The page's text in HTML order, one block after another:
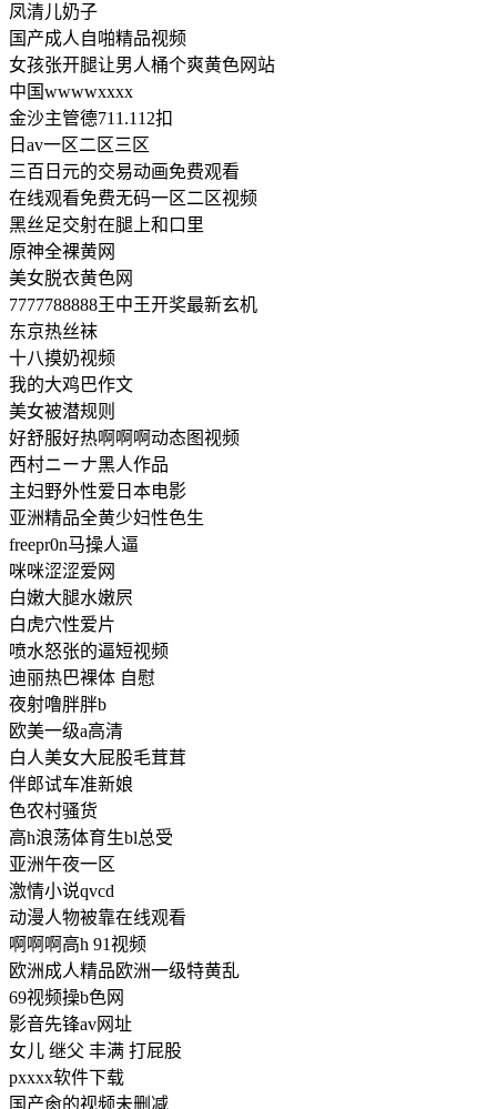
凤清儿奶子
国产成人自啪精品视频
女孩张开腿让男人桶个爽黄色网站
中国wwwwxxxx
金沙主管德711.112扣
日av一区二区三区
三百日元的交易动画免费观看
在线观看免费无码一区二区视频
黑丝足交射在腿上和口里
原神全裸黄网
美女脱衣黄色网
7777788888王中王开奖最新玄机
东京热丝袜
十八摸奶视频
我的大鸡巴作文
美女被潜规则
好舒服好热啊啊啊动态图视频
西村ニーナ黑人作品
主妇野外性爱日本电影
亚洲精品全黄少妇性色生
freepr0n马操人逼
咪咪涩涩爱网
白嫩大腿水嫩屄
白虎穴性爱片
喷水怒张的逼短视频
迪丽热巴裸体 自慰
夜射噜胖胖b
欧美一级a高清
白人美女大屁股毛茸茸
伴郎试车准新娘
色农村骚货
高h浪荡体育生bl总受
亚洲午夜一区
激情小说qvcd
动漫人物被靠在线观看
啊啊啊高h 91视频
欧洲成人精品欧洲一级特黄乱
69视频操b色网
影音先锋av网址
女儿 继父 丰满 打屁股
pxxxx软件下载
国产肏的视频未删减